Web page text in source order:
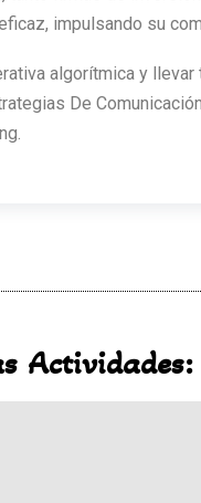
impulsando su
algorítmica y
De
Actividades: